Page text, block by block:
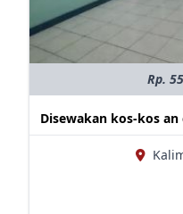
Rp.
Disewakan kos-kos an